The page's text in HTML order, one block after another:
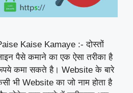
Kaise Kamaye :- दोस्तों
पैसे कमाने का एक ऐसा तरीका है
कमा सकते है। Website के बारे
भी Website का जो नाम होता है